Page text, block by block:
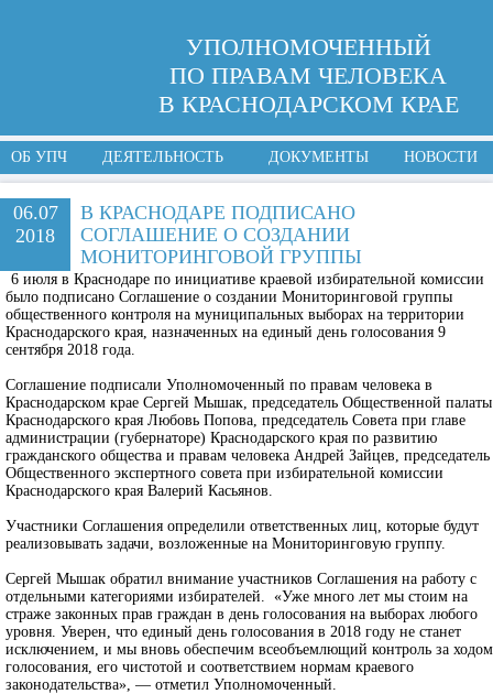
УПОЛНОМОЧЕННЫЙ
ПО ПРАВАМ ЧЕЛОВЕКА
В КРАСНОДАРСКОМ КРАЕ
ОБ УПЧ ДЕЯТЕЛЬНОСТЬ ДОКУМЕНТЫ НОВОСТИ
06.07
2018
В КРАСНОДАРЕ ПОДПИСАНО
СОГЛАШЕНИЕ О СОЗДАНИИ
МОНИТОРИНГОВОЙ ГРУППЫ
6 июля в Краснодаре по инициативе краевой избирательной комиссии
было подписано Соглашение о создании Мониторинговой группы
общественного контроля на муниципальных выборах на территории
Краснодарского края, назначенных на единый день голосования 9
сентября 2018 года.
Соглашение подписали Уполномоченный по правам человека в
Краснодарском крае Сергей Мышак, председатель Общественной палаты
Краснодарского края Любовь Попова, председатель Совета при главе
администрации (губернаторе) Краснодарского края по развитию
гражданского общества и правам человека Андрей Зайцев, председатель
Общественного экспертного совета при избирательной комиссии
Краснодарского края Валерий Касьянов.
Участники Соглашения определили ответственных лиц, которые будут
реализовывать задачи, возложенные на Мониторинговую группу.
Сергей Мышак обратил внимание участников Соглашения на работу с
отдельными категориями избирателей. «Уже много лет мы стоим на
страже законных прав граждан в день голосования на выборах любого
уровня. Уверен, что единый день голосования в 2018 году не станет
исключением, и мы вновь обеспечим всеобъемлющий контроль за ходом
голосования, его чистотой и соответствием нормам краевого
законодательства», — отметил Уполномоченный.